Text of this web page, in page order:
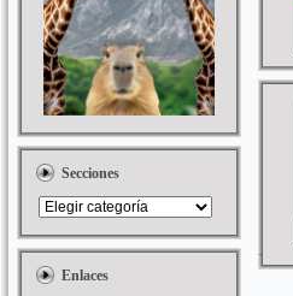
Secciones
Enlaces